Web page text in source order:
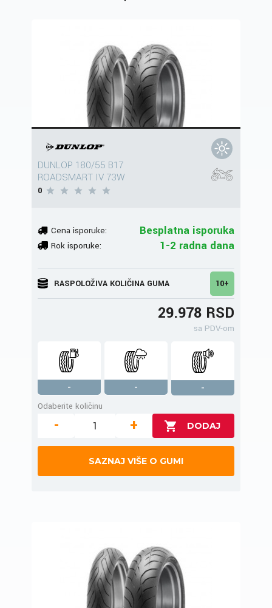
DUNLOP 180/55 B17
ROADSMART IV 73W
0
Cena isporuke: Besplatna isporuka
Rok isporuke: 1-2 radna dana
RASPOLOŽIVA KOLIČINA GUMA 10+
29.978 RSD
sa PDV-om
- -
-
Odaberite količinu
- +
SAZNAJ VIŠE O GUMI